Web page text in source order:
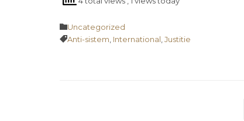
Category
Uncategorized
Tags
Anti-sistem International Justitie